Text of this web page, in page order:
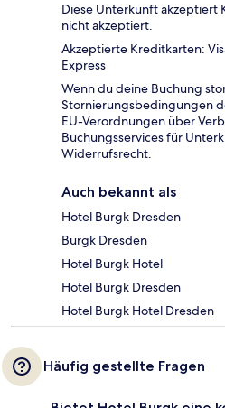
Diese Unterkunft akzeptiert
nicht akzeptiert.
Akzeptierte Kreditkarten:
Express
Wenn du deine Buchung
Stornierungsbedingungen
EU-Verordnungen über
Buchungsservices für
Widerrufsrecht.
Auch bekannt als
Hotel Burgk Dresden
Burgk Dresden
Hotel Burgk Hotel
Hotel Burgk Dresden
Hotel Burgk Hotel Dresden
Häufig gestellte Fragen